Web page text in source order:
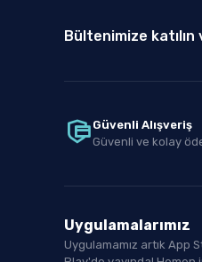
Bültenimize
Güvenli Alışveriş
Güvenli ve kolay
Uygulamalarımız
Uygulamamız artık App